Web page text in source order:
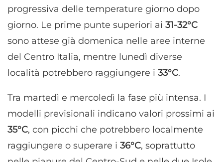
progressiva delle temperature giorno dopo
giorno. Le prime punte superiori ai 31-32°C
sono attese già domenica nelle aree interne
del Centro Italia, mentre lunedì diverse
località potrebbero raggiungere i 33°C.
Tra martedì e mercoledì la fase più intensa. I
modelli previsionali indicano valori prossimi ai
35°C, con picchi che potrebbero localmente
raggiungere o superare i 36°C, soprattutto